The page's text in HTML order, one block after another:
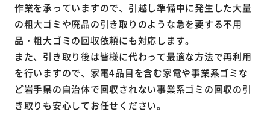
作業を承っていますので、引越し準備中に発生した大量
の粗大ゴミや廃品の引き取りのような急を要する不用
品・粗大ゴミの回収依頼にも対応します。
また、引き取り後は皆様に代わって最適な方法で再利用
を行いますので、家電4品目を含む家電や事業系ゴミな
ど岩手県の自治体で回収されない事業系ゴミの回収の引
き取りも安心してお任せください。